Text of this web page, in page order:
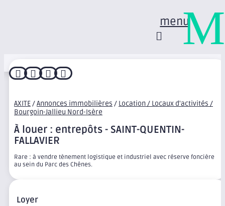
menu
   
AXITE/Annonces immobilières / Location / Locaux d'activités /
Bourgoin-Jallieu Nord-Isère
À louer : entrepôts - SAINT-QUENTIN-
FALLAVIER
Rare : à vendre tènement logistique et industriel avec réserve foncière
au sein du Parc des Chênes.
Loyer
M